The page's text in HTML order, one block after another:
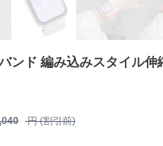
ンド 編み込みスタイル伸
円 (割引前)